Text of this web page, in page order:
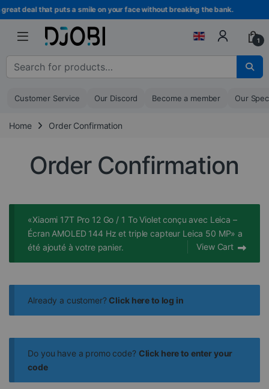
Skip to navigation
Skip to content
deal that puts a smile on your face without breaking the bank.
1
Search for :
Customer Service Our Discord Become a member Our
Home Order Confirmation
Order Confirmation
«Xiaomi 17T Pro 12 Go / 1 To Violet conçu avec Leica –
Écran AMOLED 144 Hz et triple capteur Leica 50 MP» a
été ajouté à votre panier.
View Cart
Already a customer? Click here to log in
Do you have a promo code? Click here to enter your
code